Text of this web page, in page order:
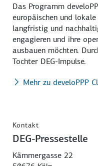
Das Programm
europäischen und
langfristig und
engagieren und ihre
ausbauen möchten.
Tochter DEG-Impulse.
Mehr zu develoPPP
Kontakt
DEG-Pressestelle
Kämmergasse 22